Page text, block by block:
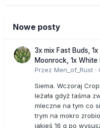
Nowe posty
3x mix Fast Buds,
Moonrock, 1x
Przez Men_of_Rust ·
Siema. Wczoraj
leżała gdyż taśma
mleczne na tym co
trym na mokro
jakieś 16 g po